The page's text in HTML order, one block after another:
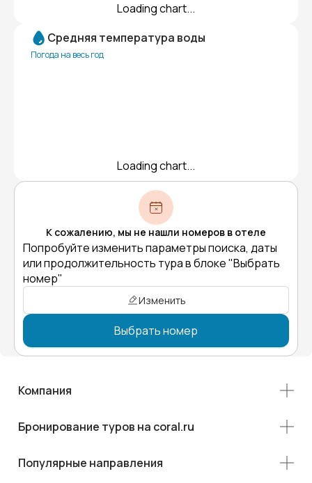
Loading chart...
Средняя температура воды
Погода на весь год
Loading chart...
К сожалению, мы не нашли номеров в отеле
Попробуйте изменить параметры поиска, даты
или продолжительность тура в блоке "Выбрать
номер"
Изменить
Выбрать номер
Компания
Бронирование туров на coral.ru
Популярные направления